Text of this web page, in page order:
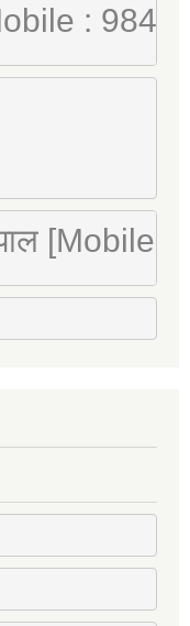
:
[Mobile